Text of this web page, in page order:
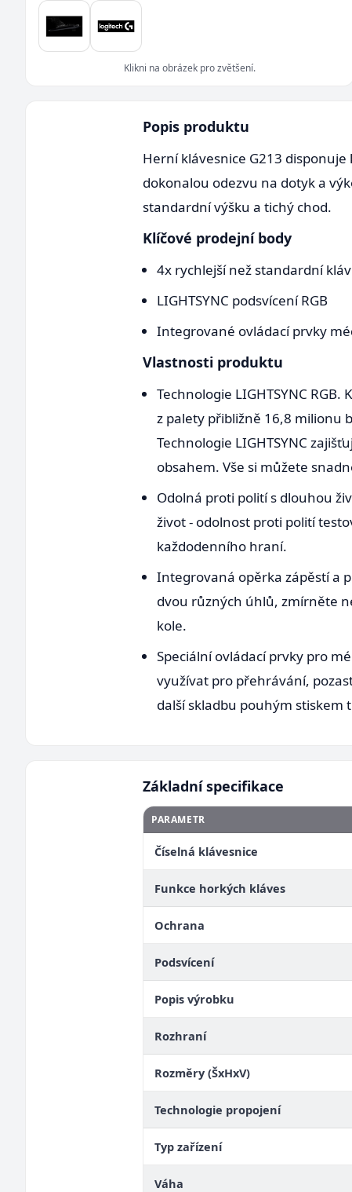
Klikni na obrázek pro zvětšení.
Popis produktu
Herní klávesnice G213
dokonalou odezvu na dotyk a
standardní výšku a tichý chod.
Klíčové prodejní body
4x rychlejší než standardní
LIGHTSYNC podsvícení RGB
Integrované ovládací prvky
Vlastnosti produktu
Technologie LIGHTSYNC
z palety přibližně 16,8 milionu
Technologie LIGHTSYNC
obsahem. Vše si můžete
Odolná proti polití s dlouhou
život - odolnost proti polití
každodenního hraní.
Integrovaná opěrka zápěstí a
dvou různých úhlů, zmírněte
kole.
Speciální ovládací prvky pro
využívat pro přehrávání,
další skladbu pouhým stiskem
Základní specifikace
PARAMETR
Číselná klávesnice
Funkce horkých kláves
Ochrana
Podsvícení
Popis výrobku
Rozhraní
Rozměry (ŠxHxV)
Technologie propojení
Typ zařízení
Váha